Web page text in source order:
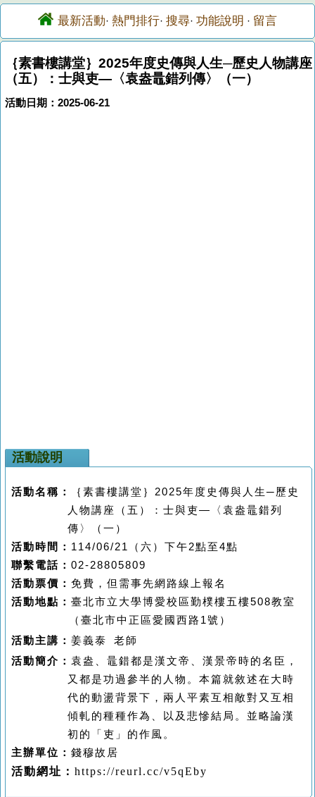
最新活動· 熱門排行· 搜尋· 功能說明 · 留言
｛素書樓講堂｝2025年度史傳與人生─歷史人物講座
（五）：士與吏—〈袁盎鼂錯列傳〉（一）
活動日期：2025-06-21
活動說明
活動名稱： ｛素書樓講堂｝ 2025年度 史傳與人生─歷史
人物講座
（五）
：士與吏—〈袁盎鼂錯列
傳〉
（一）
活動時間： 114/06/21 （ 六）下午2點至4點
聯繫電話： 02-28805809
活動票價： 免費，但 需事先網路線上報名
活動地點： 臺北市立大學博愛校區勤樸樓五樓508教室
（臺北市中正區愛國西路 1號）
活動主講 ： 姜義泰
老師
活動簡介： 袁盎、鼂錯都是漢文帝、漢景帝時的名臣，
又都是功過參半的人物。本篇就敘述在大時
代的動盪背景下，兩人平素互相敵對又互相
傾軋的種種作為、以及悲慘結局。並略論漢
初的「吏」的作風 。
主辦單位 ： 錢穆故居
活動網址： https://reurl.cc/v5qEby